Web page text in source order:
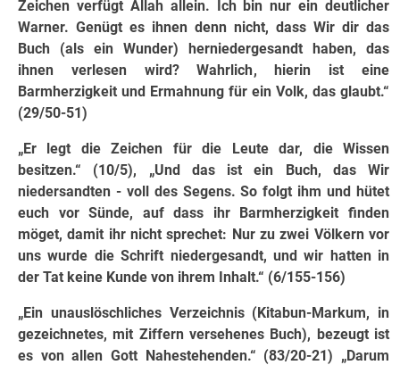
Zeichen verfügt Allah allein. Ich bin nur ein deutlicher
Warner. Genügt es ihnen denn nicht, dass Wir dir das
Buch (als ein Wunder) herniedergesandt haben, das
ihnen verlesen wird? Wahrlich, hierin ist eine
Barmherzigkeit und Ermahnung für ein Volk, das glaubt.“
(29/50-51)
„Er legt die Zeichen für die Leute dar, die Wissen
besitzen.“ (10/5), „Und das ist ein Buch, das Wir
niedersandten - voll des Segens. So folgt ihm und hütet
euch vor Sünde, auf dass ihr Barmherzigkeit finden
möget, damit ihr nicht sprechet: Nur zu zwei Völkern vor
uns wurde die Schrift niedergesandt, und wir hatten in
der Tat keine Kunde von ihrem Inhalt.“ (6/155-156)
„Ein unauslöschliches Verzeichnis (Kitabun-Markum, in
gezeichnetes, mit Ziffern versehenes Buch), bezeugt ist
es von allen Gott Nahestehenden.“ (83/20-21) „Darum